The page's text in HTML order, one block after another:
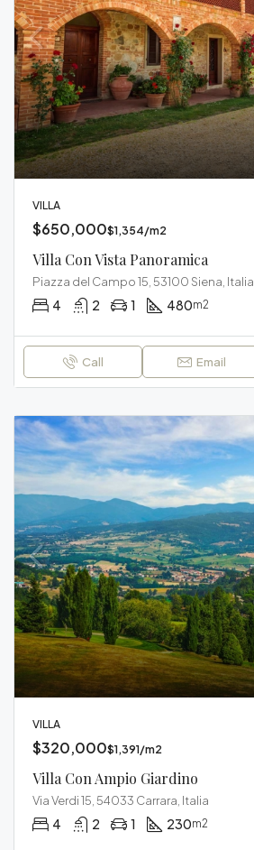
VILLA
$650,000$1,354/m2
Villa Con Vista Panoramica
Piazza del Campo 15, 53100 Siena, Italia
4 2 1 480m2
Call Email
VILLA
$320,000$1,391/m2
Villa Con Ampio Giardino
Via Verdi 15, 54033 Carrara, Italia
4 2 1 230m2